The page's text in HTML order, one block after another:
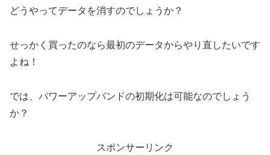
どうやってデータを消すのでしょうか？
せっかく買ったのなら最初のデータからやり直したいです
よね！
では、パワーアップバンドの初期化は可能なのでしょう
か？
スポンサーリンク